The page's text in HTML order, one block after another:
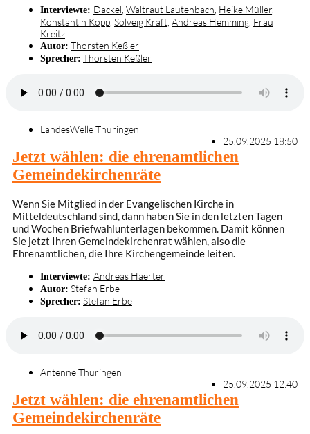
Interviewte: Dackel Waltraut Lautenbach Heike Müller
Konstantin Kopp Solveig Kraft Andreas Hemming Frau
Kreitz
Autor: Thorsten Keßler
Sprecher: Thorsten Keßler
LandesWelle Thüringen
25.09.2025 18:50
Jetzt wählen: die ehrenamtlichen
Gemeindekirchenräte
Wenn Sie Mitglied in der Evangelischen Kirche in
Mitteldeutschland sind, dann haben Sie in den letzten Tagen
und Wochen Briefwahlunterlagen bekommen. Damit können
Sie jetzt Ihren Gemeindekirchenrat wählen, also die
Ehrenamtlichen, die Ihre Kirchengemeinde leiten.
Interviewte: Andreas Haerter
Autor: Stefan Erbe
Sprecher: Stefan Erbe
Antenne Thüringen
25.09.2025 12:40
Jetzt wählen: die ehrenamtlichen
Gemeindekirchenräte